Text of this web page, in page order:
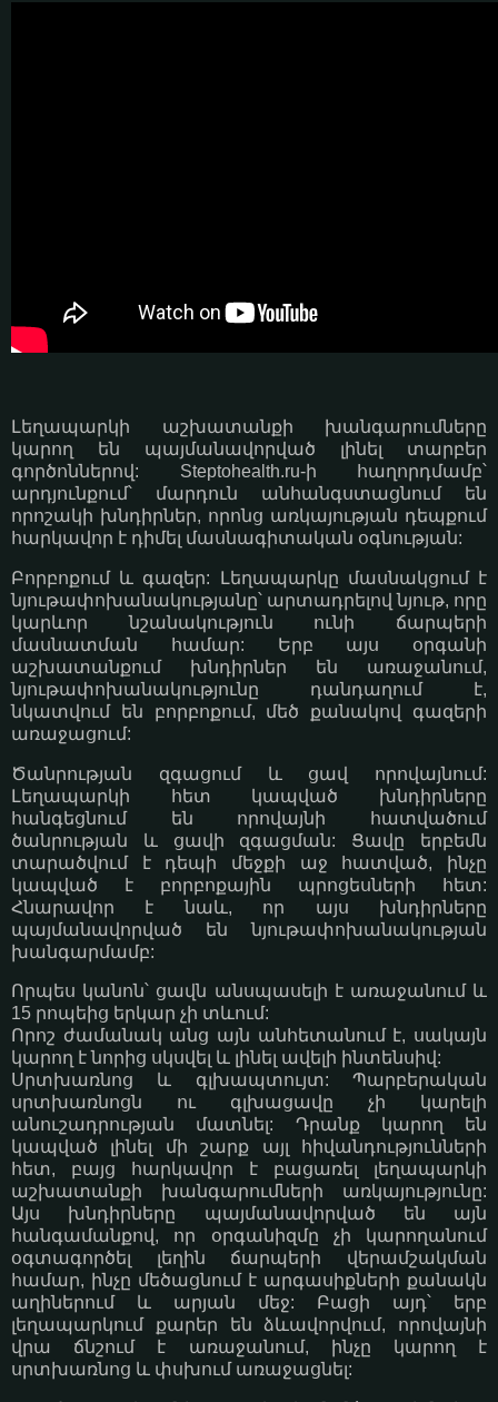
Լեղապարկի աշխատանքի խանգարումները
կարող են պայմանավորված լինել տարբեր
գործոններով: Steptohealth.ru-ի հաղորդմամբ՝
արդյունքում՝ մարդուն անհանգստացնում են
որոշակի խնդիրներ, որոնց առկայության դեպքում
հարկավոր է դիմել մասնագիտական օգնության:
Բորբոքում և գազեր: Լեղապարկը մասնակցում է
նյութափոխանակությանը՝ արտադրելով նյութ, որը
կարևոր նշանակություն ունի ճարպերի
մասնատման համար: Երբ այս օրգանի
աշխատանքում խնդիրներ են առաջանում,
նյութափոխանակությունը դանդաղում է,
նկատվում են բորբոքում, մեծ քանակով գազերի
առաջացում:
Ծանրության զգացում և ցավ որովայնում:
Լեղապարկի հետ կապված խնդիրները
հանգեցնում են որովայնի հատվածում
ծանրության և ցավի զգացման: Ցավը երբեմն
տարածվում է դեպի մեջքի աջ հատված, ինչը
կապված է բորբոքային պրոցեսների հետ:
Հնարավոր է նաև, որ այս խնդիրները
պայմանավորված են նյութափոխանակության
խանգարմամբ:
Որպես կանոն՝ ցավն անսպասելի է առաջանում և
15 րոպեից երկար չի տևում:
Որոշ ժամանակ անց այն անհետանում է, սակայն
կարող է նորից սկսվել և լինել ավելի ինտենսիվ:
Սրտխառնոց և գլխապտույտ: Պարբերական
սրտխառնոցն ու գլխացավը չի կարելի
անուշադրության մատնել: Դրանք կարող են
կապված լինել մի շարք այլ հիվանդությունների
հետ, բայց հարկավոր է բացառել լեղապարկի
աշխատանքի խանգարումների առկայությունը:
Այս խնդիրները պայմանավորված են այն
հանգամանքով, որ օրգանիզմը չի կարողանում
օգտագործել լեղին ճարպերի վերամշակման
համար, ինչը մեծացնում է արգասիքների քանակն
աղիներում և արյան մեջ: Բացի այդ՝ երբ
լեղապարկում քարեր են ձևավորվում, որովայնի
վրա ճնշում է առաջանում, ինչը կարող է
սրտխառնոց և փսխում առաջացնել: